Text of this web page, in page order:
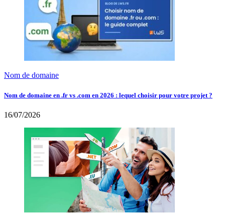
Nom de domaine
Nom de domaine en .fr vs .com en 2026 : lequel choisir pour votre projet ?
16/07/2026